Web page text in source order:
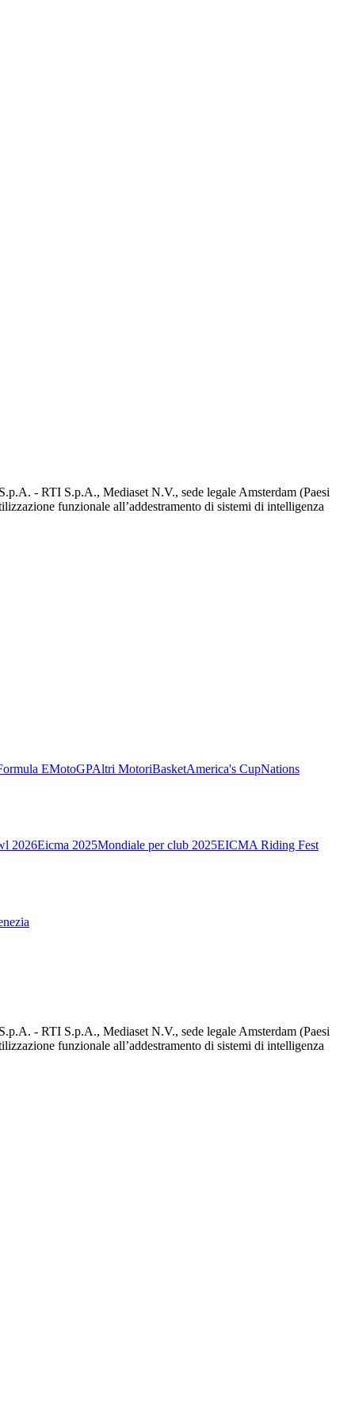
- RTI S.p.A., Mediaset N.V., sede legale Amsterdam (Paesi
funzionale all’addestramento di sistemi di intelligenza
EMotoGPAltri MotoriBasketAmerica's CupNations
2026Eicma 2025Mondiale per club 2025EICMA Riding Fest
- RTI S.p.A., Mediaset N.V., sede legale Amsterdam (Paesi
funzionale all’addestramento di sistemi di intelligenza